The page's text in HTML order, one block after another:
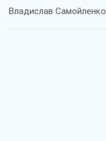
Владислав Самойленко